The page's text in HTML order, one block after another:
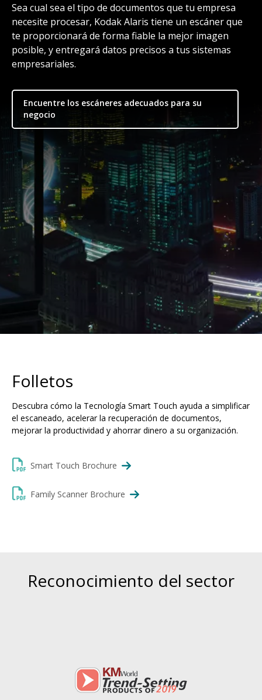
Sea cual sea el tipo de documentos que tu empresa
necesite procesar, Kodak Alaris tiene un escáner que
te proporcionará de forma fiable la mejor imagen
posible, y entregará datos precisos a tus sistemas
empresariales.
Encuentre los escáneres adecuados para su
negocio
Folletos
Descubra cómo la Tecnología Smart Touch ayuda a simplificar
el escaneado, acelerar la recuperación de documentos,
mejorar la productividad y ahorrar dinero a su organización.
Smart Touch Brochure
Family Scanner Brochure
Reconocimiento del sector